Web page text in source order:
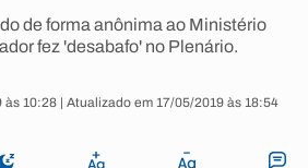
de forma anônima ao Ministério
fez 'desabafo' no Plenário.
10:28 | Atualizado em 17/05/2019 às 18:54